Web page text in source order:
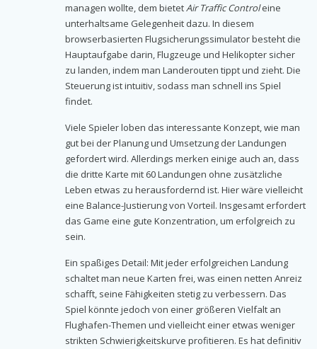
managen wollte, dem bietetAir Traffic Controleine
unterhaltsame Gelegenheit dazu. In diesem
browserbasierten Flugsicherungssimulator besteht die
Hauptaufgabe darin, Flugzeuge und Helikopter sicher
zu landen, indem man Landerouten tippt und zieht. Die
Steuerung ist intuitiv, sodass man schnell ins Spiel
findet.
Viele Spieler loben das interessante Konzept, wie man
gut bei der Planung und Umsetzung der Landungen
gefordert wird. Allerdings merken einige auch an, dass
die dritte Karte mit 60 Landungen ohne zusätzliche
Leben etwas zu herausfordernd ist. Hier wäre vielleicht
eine Balance-Justierung von Vorteil. Insgesamt erfordert
das Game eine gute Konzentration, um erfolgreich zu
sein.
Ein spaßiges Detail: Mit jeder erfolgreichen Landung
schaltet man neue Karten frei, was einen netten Anreiz
schafft, seine Fähigkeiten stetig zu verbessern. Das
Spiel könnte jedoch von einer größeren Vielfalt an
Flughafen-Themen und vielleicht einer etwas weniger
strikten Schwierigkeitskurve profitieren. Es hat definitiv